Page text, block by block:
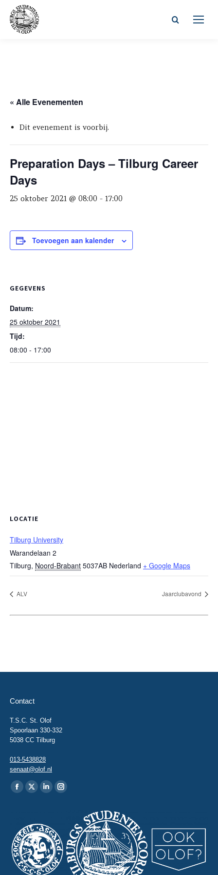
Zoeken:
« Alle Evenementen
Dit evenement is voorbij.
Preparation Days – Tilburg Career
Days
25 oktober 2021 @ 08:00 - 17:00
Toevoegen aan kalender
GEGEVENS
Datum:
25 oktober 2021
Tijd:
08:00 - 17:00
LOCATIE
Tilburg University
Warandelaan 2
Tilburg, Noord-Brabant 5037AB Nederland + Google Maps
ALV Jaarclubavond
Contact
T.S.C. St. Olof
Spoorlaan 330-332
5038 CC Tilburg
013-5438828
senaat@olof.nl
Vind ons op:
Facebook
in
new
window
X
in
new
window
Linkedin
in
new
window
Instagram
new
window